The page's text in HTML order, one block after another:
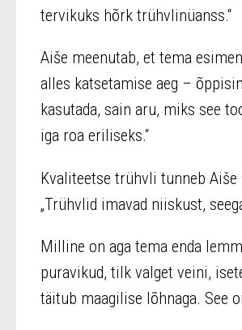
tervikuks hõrk trühvlinüanss.“
Aiše meenutab, et tema
alles katsetamise aeg –
kasutada, sain aru, miks see
iga roa eriliseks.“
Kvaliteetse trühvli tunneb
„Trühvlid imavad niiskust,
Milline on aga tema enda
puravikud, tilk valget veini,
täitub maagilise lõhnaga. See